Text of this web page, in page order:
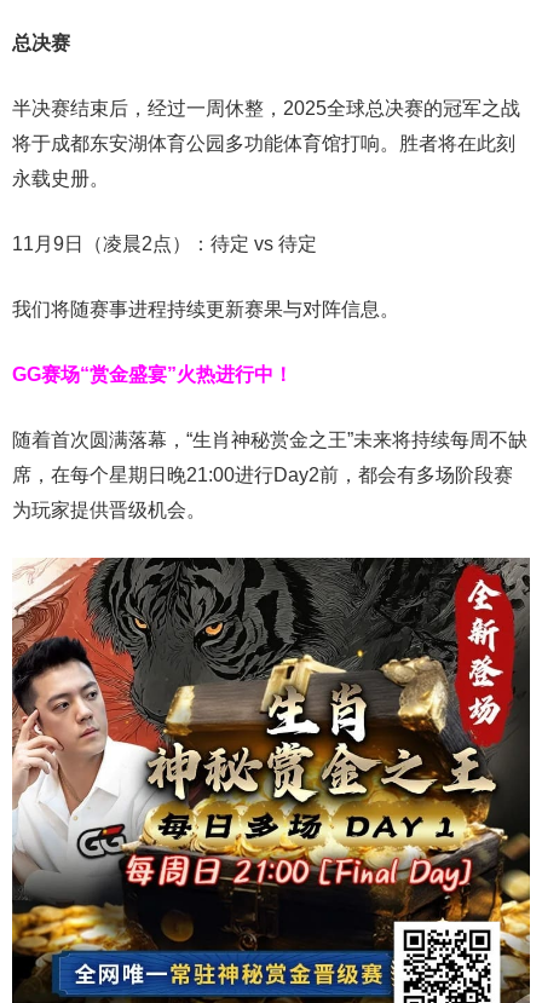
总决赛
半决赛结束后，经过一周休整，2025全球总决赛的冠军之战
将于成都东安湖体育公园多功能体育馆打响。胜者将在此刻
永载史册。
11月9日（凌晨2点）：待定 vs 待定
我们将随赛事进程持续更新赛果与对阵信息。
GG赛场“赏金盛宴”火热进行中！
随着首次圆满落幕，“生肖神秘赏金之王”未来将持续每周不缺
席，在每个星期日晚21:00进行Day2前，都会有多场阶段赛
为玩家提供晋级机会。